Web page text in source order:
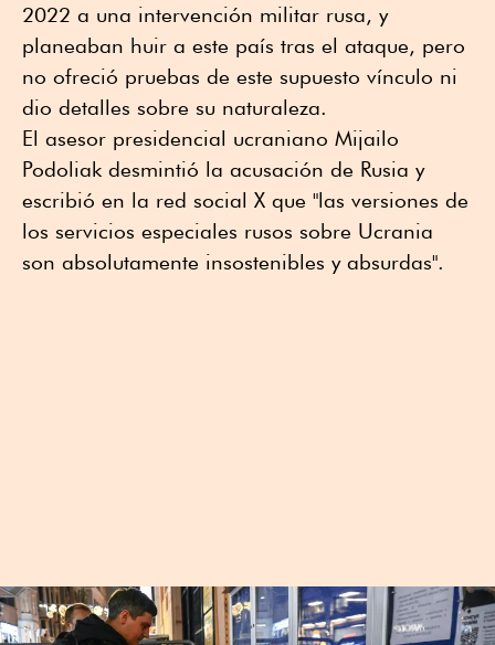
2022 a una intervención militar rusa, y
planeaban huir a este país tras el ataque, pero
no ofreció pruebas de este supuesto vínculo ni
dio detalles sobre su naturaleza.
El asesor presidencial ucraniano Mijailo
Podoliak desmintió la acusación de Rusia y
escribió en la red social X que "las versiones de
los servicios especiales rusos sobre Ucrania
son absolutamente insostenibles y absurdas".